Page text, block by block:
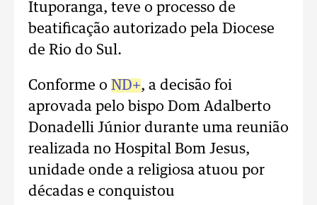
Ituporanga, teve o processo de
beatificação autorizado pela Diocese
de Rio do Sul.
Conforme o ND+, a decisão foi
aprovada pelo bispo Dom Adalberto
Donadelli Júnior durante uma reunião
realizada no Hospital Bom Jesus,
unidade onde a religiosa atuou por
décadas e conquistou